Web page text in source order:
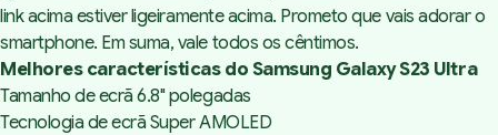
link acima estiver ligeiramente acima. Prometo que vais adorar o
smartphone. Em suma, vale todos os cêntimos.
Melhores características do Samsung Galaxy S23 Ultra
Tamanho de ecrã 6.8" polegadas
Tecnologia de ecrã Super AMOLED